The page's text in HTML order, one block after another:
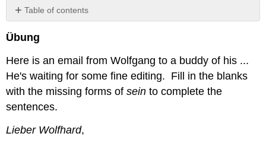
Table of contents
No
Übung
Here is an email from Wolfgang to a buddy of his ...
He's waiting for some fine editing. Fill in the blanks
with the missing forms ofsein to complete the
sentences.
Lieber Wolfhard,